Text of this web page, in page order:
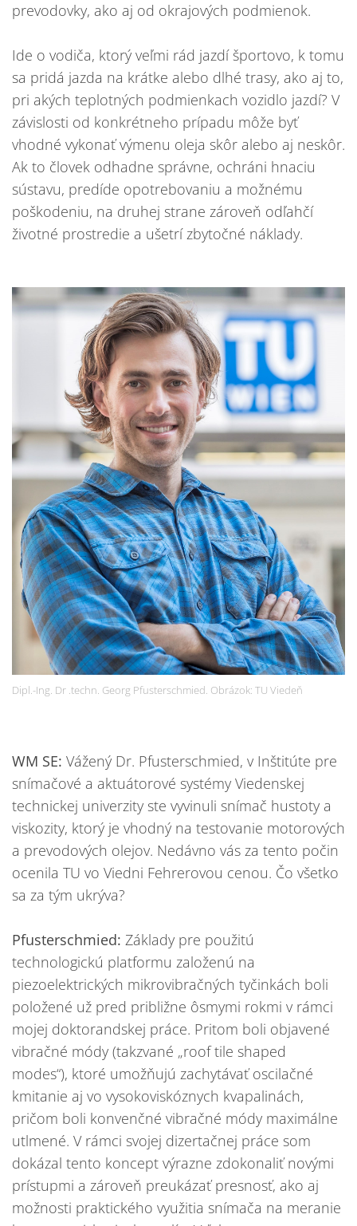
prevodovky, ako aj od okrajových podmienok.
Ide o vodiča, ktorý veľmi rád jazdí športovo, k tomu
sa pridá jazda na krátke alebo dlhé trasy, ako aj to,
pri akých teplotných podmienkach vozidlo jazdí? V
závislosti od konkrétneho prípadu môže byť
vhodné vykonať výmenu oleja skôr alebo aj neskôr.
Ak to človek odhadne správne, ochráni hnaciu
sústavu, predíde opotrebovaniu a možnému
poškodeniu, na druhej strane zároveň odľahčí
životné prostredie a ušetrí zbytočné náklady.
Dipl.-Ing. Dr .techn. Georg Pfusterschmied. Obrázok: TU Viedeň
WM SE: Vážený Dr. Pfusterschmied, v Inštitúte pre
snímačové a aktuátorové systémy Viedenskej
technickej univerzity ste vyvinuli snímač hustoty a
viskozity, ktorý je vhodný na testovanie motorových
a prevodových olejov. Nedávno vás za tento počin
ocenila TU vo Viedni Fehrerovou cenou. Čo všetko
sa za tým ukrýva?
Pfusterschmied: Základy pre použitú
technologickú platformu založenú na
piezoelektrických mikrovibračných tyčinkách boli
položené už pred približne ôsmymi rokmi v rámci
mojej doktorandskej práce. Pritom boli objavené
vibračné módy (takzvané „roof tile shaped
modes“), ktoré umožňujú zachytávať oscilačné
kmitanie aj vo vysokoviskóznych kvapalinách,
pričom boli konvenčné vibračné módy maximálne
utlmené. V rámci svojej dizertačnej práce som
dokázal tento koncept výrazne zdokonaliť novými
prístupmi a zároveň preukázať presnosť, ako aj
možnosti praktického využitia snímača na meranie